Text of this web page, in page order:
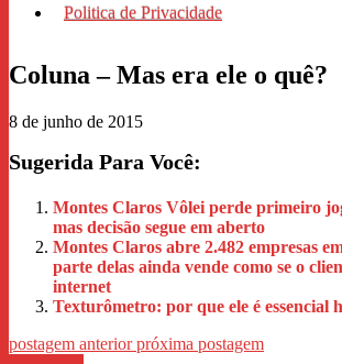
Politica de Privacidade
Coluna – Mas era ele o quê?
8 de junho de 2015
Sugerida Para Você:
Montes Claros Vôlei perde primeiro
mas decisão segue em aberto
Montes Claros abre 2.482 empresas
parte delas ainda vende como se o
internet
Texturômetro: por que ele é essencial
postagem anteriorpróxima postagem